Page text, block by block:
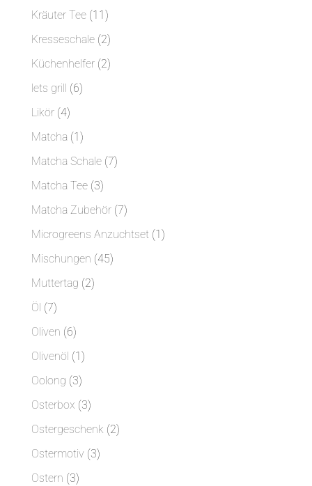
Kräuter Tee 11 11
Produkte
Kresseschale 22
Produkte
Küchenhelfer 22
lets grill 66
Likör 44
Produkte
Matcha 1 1
Produkt
Matcha Schale 77
Matcha Tee 33
Produkte
Matcha Zubehör 77
Produkte
Microgreens Anzuchtset 1 1
Mischungen 4545
Muttertag 22
Öl 77
Produkte
Oliven 66
Produkte
Olivenöl 1 1
Produkt
Oolong 33
Produkte
Osterbox 33
Produkte
Ostergeschenk 22
Ostermotiv 33
Ostern 33